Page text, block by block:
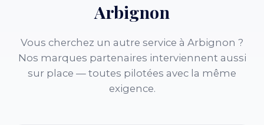
Arbignon
Vous cherchez un autre service à Arbignon ?
Nos marques partenaires interviennent aussi
sur place — toutes pilotées avec la même
exigence.